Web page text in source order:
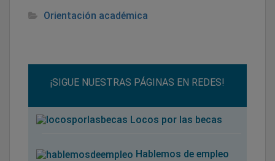
Orientación académica
¡SIGUE NUESTRAS PÁGINAS EN REDES!
Locos por las becas
Hablemos de empleo